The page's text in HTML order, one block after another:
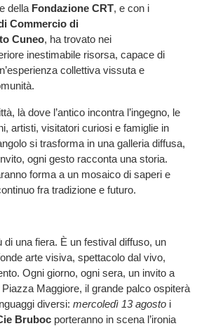
della Fondazione CRT, e con i
Commercio di
Cuneo, ha trovato nei
inestimabile risorsa, capace di
collettiva vissuta e
là dove l’antico incontra l’ingegno, le
artisti, visitatori curiosi e famiglie in
si trasforma in una galleria diffusa,
ogni gesto racconta una storia.
forma a un mosaico di saperi e
fra tradizione e futuro.
una fiera. È un festival diffuso, un
arte visiva, spettacolo dal vivo,
Ogni giorno, ogni sera, un invito a
Maggiore, il grande palco ospiterà
diversi: mercoledì 13 agostoi
Brubocporteranno in scena l’ironia